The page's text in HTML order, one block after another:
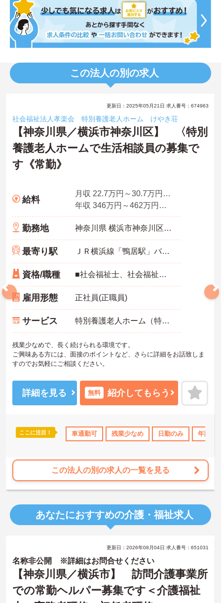
この法人の別の求人
休日110日以上 高収入 社会保険完備 交通費支給 退職金制
更新日：2025年05月21日 求人番号：674963
社会福祉法人孝楽会 特別養護老人ホーム けやき荘
【神奈川県／横浜市神奈川区】 〈特別
養護老人ホームで生活相談員の募集で
す《常勤》
給料
月収 22.7万円～30.7万円程度(諸手当込み)
年収 346万円～462万円程度
勤務地 神奈川県 横浜市神奈川区 菅田町1-1
最寄り駅 ＪＲ横浜線「鴨居駅」バス・車10分
資格/職種 ■社会福祉士、社会福祉主事のいずれか ※生活相談員の経験あればなお可 ■普通自動車運転免許（AT限定可）
雇用形態 正社員(正職員)
サービス 特別養護老人ホーム（特養）
残業少なめで、長く続けられる環境です。
ご興味ある方には、面接のポイントなど、さらに詳細をお話致しま
すのでお気軽にご相談ください。
詳細を見る 無料 紹介してもらう
ここに注目！ 車通勤可 残業少なめ 日勤のみ 年間休
この法人の別の求人の一覧を見る
あなたにおすすめの介護・福祉求人
更新日：2026年08月04日 求人番号：651031
名称非公開 ※詳細はお問合せください
【神奈川県／横浜市】 訪問介護事業所
での常勤ヘルパー募集です＜介護福祉